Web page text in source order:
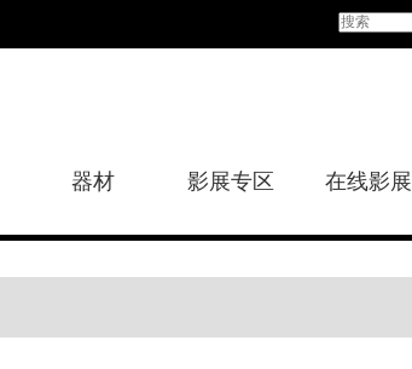
器材 影展专区 在线影展